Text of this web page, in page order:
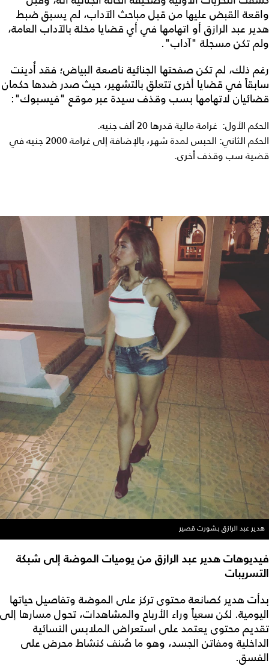
واقعة القبض عليها من قبل مباحث الآداب، لم يسبق ضبط
هدير عبد الرازق أو اتهامها في أي قضايا مخلة بالآداب العامة،
ولم تكن مسجلة "آداب".
رغم ذلك، لم تكن صفحتها الجنائية ناصعة البياض؛ فقد أُدينت
سابقاً في قضايا أخرى تتعلق بالتشهير، حيث صدر ضدها حكمان
قضائيان لاتهامها بسب وقذف سيدة عبر موقع "فيسبوك":
الحكم الأول: غرامة مالية قدرها 20 ألف جنيه.
الحكم الثاني: الحبس لمدة شهر، بالإضافة إلى غرامة 2000 جنيه في
قضية سب وقذف أخرى.
هدير عبد الرازق بشورت قصير
فيديوهات هدير عبد الرازق من يوميات الموضة إلى شبكة
التسريبات
بدأت هدير كصانعة محتوى تركز على الموضة وتفاصيل حياتها
اليومية. لكن سعياً وراء الأرباح والمشاهدات، تحول مسارها إلى
تقديم محتوى يعتمد على استعراض الملابس النسائية
الداخلية ومفاتن الجسد، وهو ما صُنف كنشاط محرض على
الفسق.